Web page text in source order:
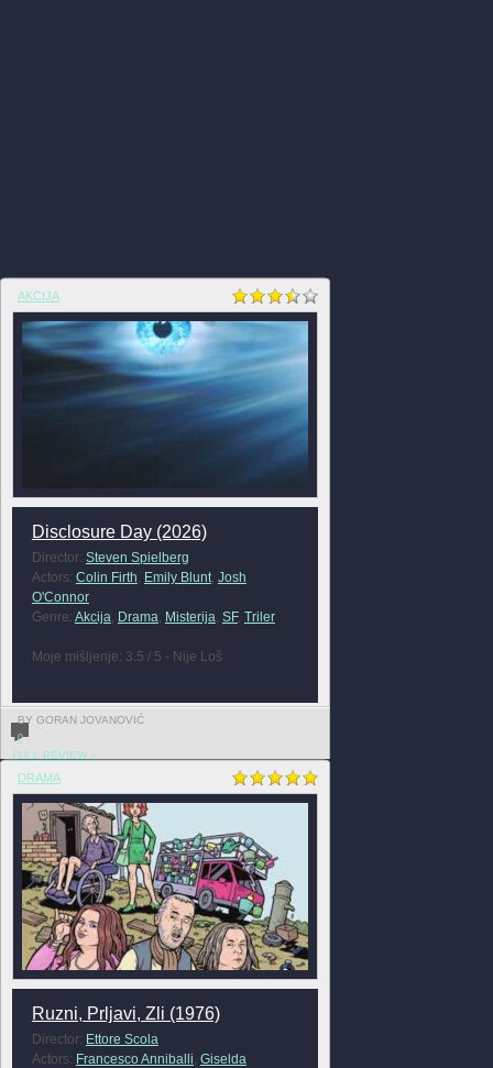
AKCIJA
Disclosure Day (2026)
Director: Steven Spielberg
Actors: Colin Firth Emily Blunt, Josh
O'Connor
Genre: Akcija Drama Misterija SF, Triler
Moje mišljenje: 3.5 / 5 - Nije Loš
BY GORAN JOVANOVIĆ
0
FULL REVIEW »
DRAMA
Ruzni, Prljavi, Zli (1976)
Director: Ettore Scola
Actors: Francesco Anniballi Giselda